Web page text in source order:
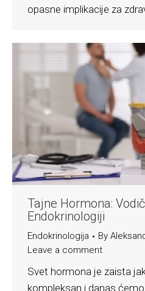
opasne implikacije za
Tajne Hormona:
Endokrinologiji
Endokrinologija By
Leave a comment
Svet hormona je zaista
kompleksan i danas